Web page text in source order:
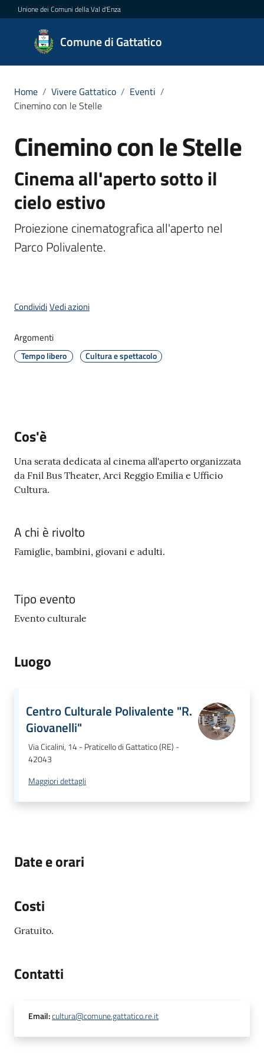
Vai al contenuto
Vai alla navigazione
Vai al footer
Unione dei Comuni della Val d'Enza
Comune di Gattatico
Comune
di
Novità
Vivere
Comune
l
b
o
i
o
gli
argomenti...
Seguici
Home / Vivere Gattatico / Eventi /
Cinemino con le Stelle
Salta al contenuto
Cinemino con le Stelle
Cinema all'aperto sotto il
cielo estivo
Proiezione cinematografica all'aperto nel
Parco Polivalente.
CondividiVedi azioni
Argomenti
Tempo libero Cultura e spettacolo
Cos'è
Una serata dedicata al cinema all'aperto organizzata
da Fnil Bus Theater, Arci Reggio Emilia e Ufficio
Cultura.
A chi è rivolto
Famiglie, bambini, giovani e adulti.
Tipo evento
Evento culturale
Luogo
Centro Culturale Polivalente "R.
Giovanelli"
Via Cicalini, 14 - Praticello di Gattatico (RE) -
42043
Maggiori dettagli
Date e orari
Costi
Gratuito.
Contatti
Email:cultura@comune.gattatico.re.it